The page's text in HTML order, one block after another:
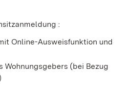
:
Online-Ausweisfunktion und
Wohnungsgebers (bei Bezug